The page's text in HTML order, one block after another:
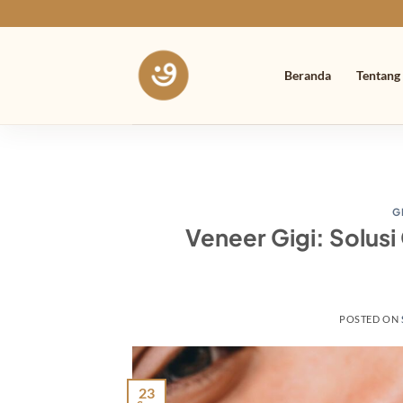
to
Beranda
Veneer Gigi:
POSTED ON
23